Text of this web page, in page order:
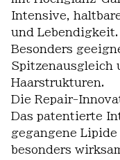
Intensive,
und Lebendigkeit.
Besonders
Spitzenausgleich
Haarstrukturen.
Die Repair-
Das patentierte
gegangene
besonders